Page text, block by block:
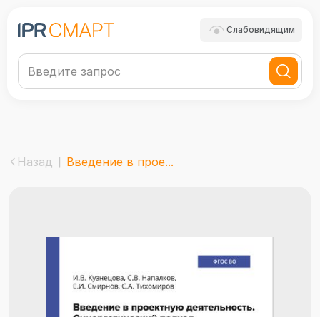
Слабовидящим
Назад Введение в прое...